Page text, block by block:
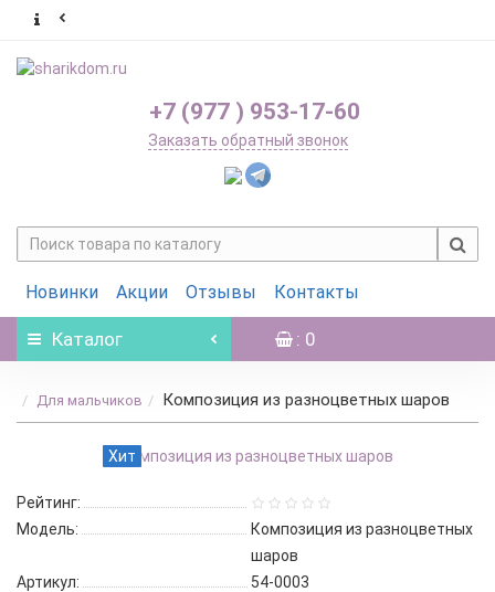
+7 (977 ) 953-17-60
Заказать обратный звонок
Новинки Акции Отзывы Контакты
Каталог : 0
Для мальчиков Композиция из разноцветных шаров
Хит
Рейтинг:
Модель:
Композиция из разноцветных
шаров
Артикул:
54-0003